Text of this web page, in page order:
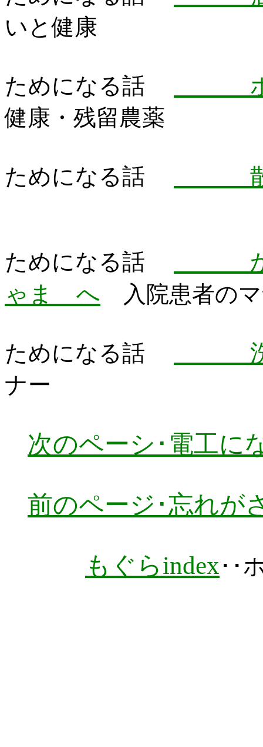
いと健康
ためになる話 ポス
健康・残留農薬
ためになる話 散
ためになる話
かわ
ゃま へ 入院患者
ためになる話 洗
ナー
次のペーシ･電工に
前のページ･忘れが
もぐらindex ･･